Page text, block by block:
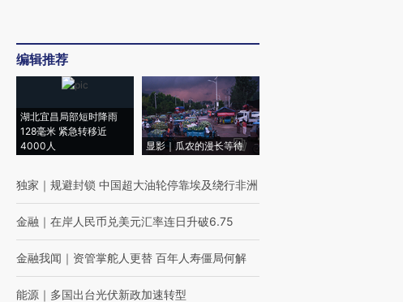
编辑推荐
湖北宜昌局部短时降雨
128毫米 紧急转移近
4000人
显影｜瓜农的漫长等待
独家 ｜ 规避封锁 中国超大油轮停靠埃及绕行非洲
金融 ｜ 在岸人民币兑美元汇率连日升破6.75
金融我闻 ｜ 资管掌舵人更替 百年人寿僵局何解
能源 ｜ 多国出台光伏新政加速转型